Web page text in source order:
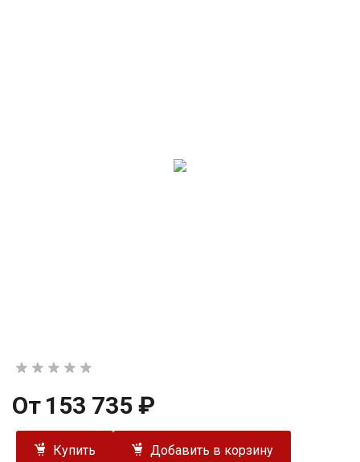
От 153 735 ₽
Купить Добавить в корзину